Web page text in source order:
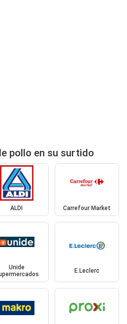
pollo en su surtido
ALDI Carrefour Market
Unide
E.Leclerc